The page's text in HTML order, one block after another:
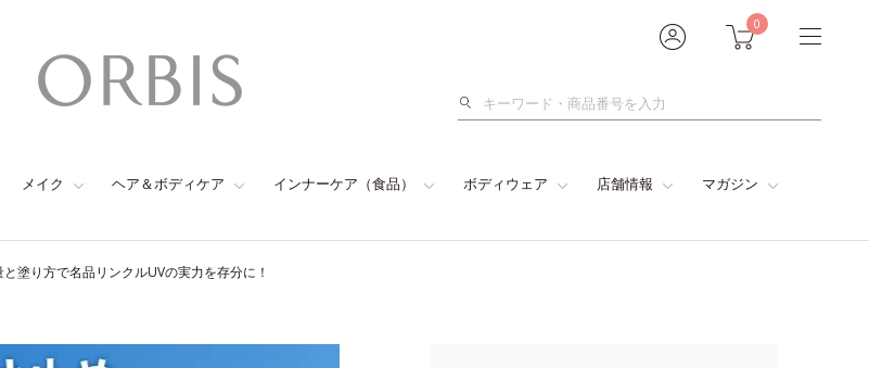
0
検
メイク ヘア＆ボディケア インナーケア（食品） ボディウェア 店舗情報 マガジン
と塗り方で名品リンクルUVの実力を存分に！